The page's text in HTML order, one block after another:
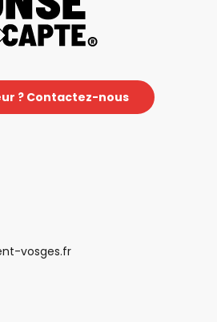
? Contactez-nous
vosges.fr